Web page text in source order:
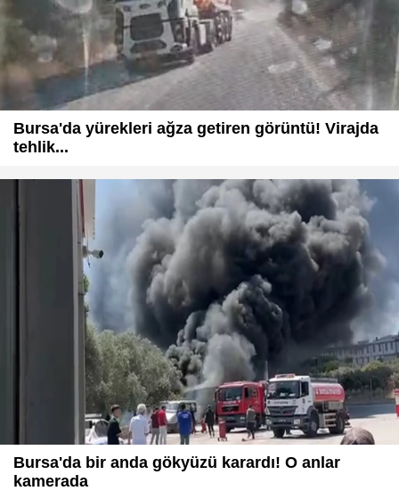
Bursa'da yürekleri ağza getiren görüntü! Virajda
tehlik...
Bursa'da bir anda gökyüzü karardı! O anlar
kamerada